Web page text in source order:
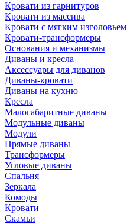
Кровати из гарнитуров
Кровати из массива
Кровати с мягким изголовьем
Кровати-трансформеры
Основания и механизмы
Диваны и кресла
Аксессуары для диванов
Диваны-кровати
Диваны на кухню
Кресла
Малогабаритные диваны
Модульные диваны
Модули
Прямые диваны
Трансформеры
Угловые диваны
Спальня
Зеркала
Комоды
Кровати
Скамьи